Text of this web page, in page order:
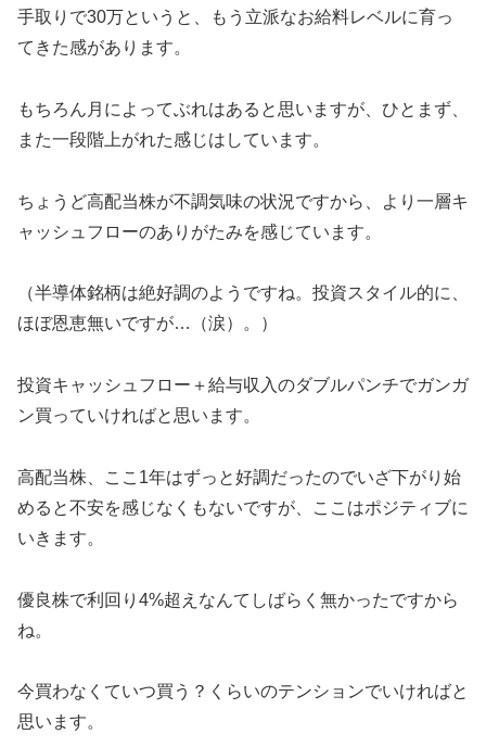
手取りで30万というと、もう立派なお給料レベルに育っ
てきた感があります。
もちろん月によってぶれはあると思いますが、ひとまず、
また一段階上がれた感じはしています。
ちょうど高配当株が不調気味の状況ですから、より一層キ
ャッシュフローのありがたみを感じています。
（半導体銘柄は絶好調のようですね。投資スタイル的に、
ほぼ恩恵無いですが…（涙）。）
投資キャッシュフロー＋給与収入のダブルパンチでガンガ
ン買っていければと思います。
高配当株、ここ1年はずっと好調だったのでいざ下がり始
めると不安を感じなくもないですが、ここはポジティブに
いきます。
優良株で利回り4%超えなんてしばらく無かったですから
ね。
今買わなくていつ買う？くらいのテンションでいければと
思います。